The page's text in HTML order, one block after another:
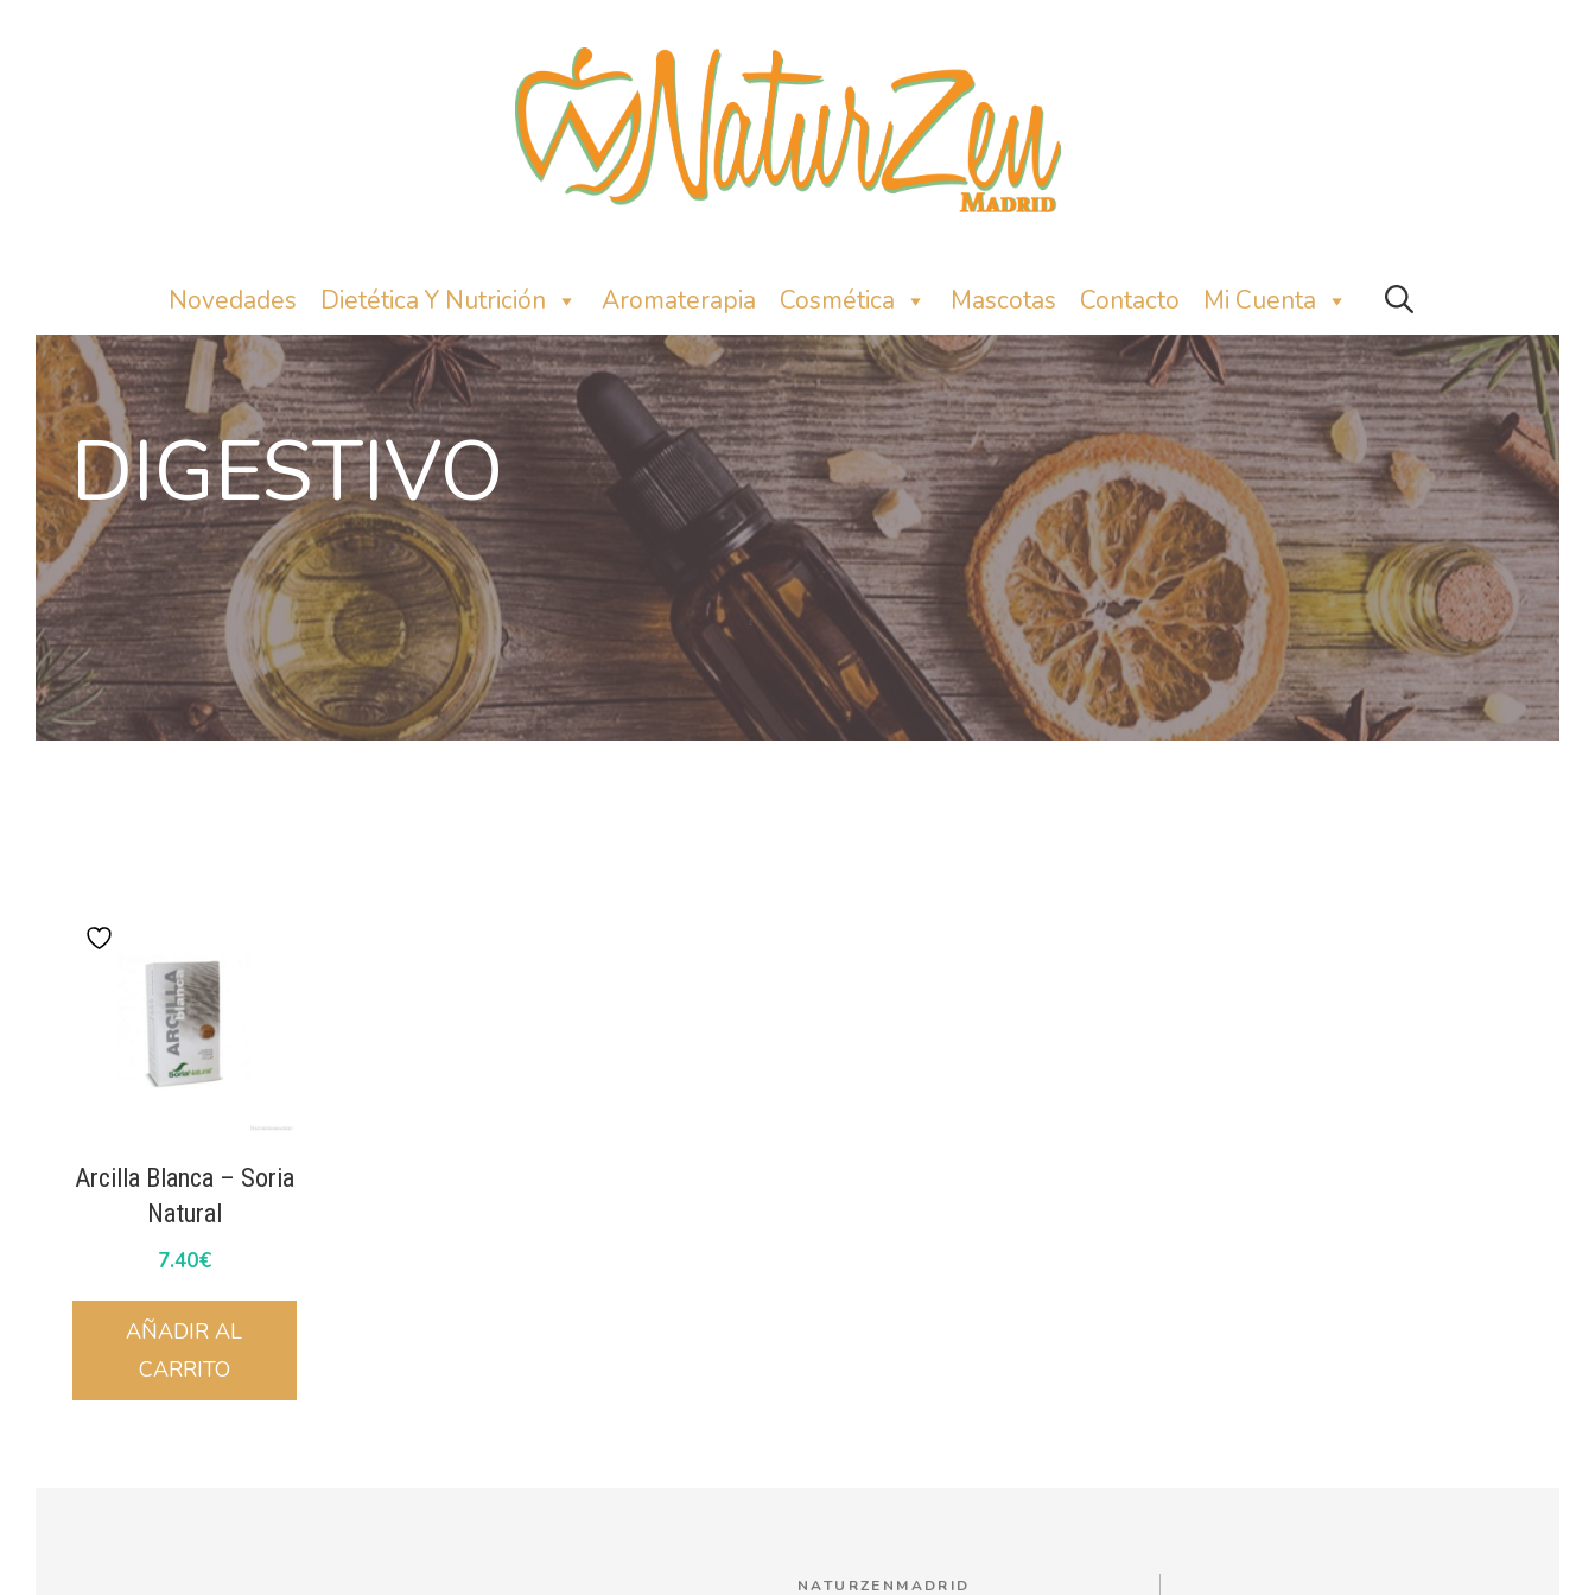
Novedades Dietética Y Nutrición Aromaterapia Cosmética Mascotas Contacto Mi Cuenta
DIGESTIVO
Arcilla Blanca – Soria
Natural
7.40€
AÑADIR AL
CARRITO
NATURZENMADRID